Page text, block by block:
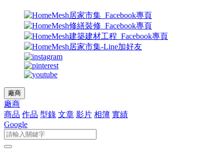
廠商
廠商
商品 作品 型錄 文章 影片 相簿 實績
Google